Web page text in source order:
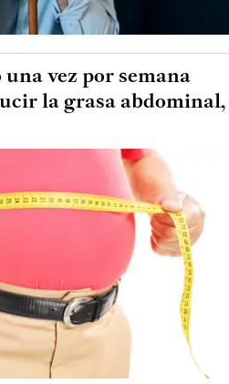
vez por semana
la grasa abdominal,